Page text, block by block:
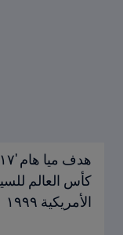
الأمريكية ١٩٩٩